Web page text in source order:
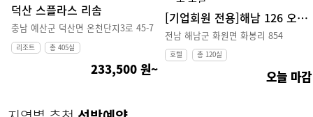
덕산 스플라스 리솜
충남 예산군 덕산면 온천단지3로 45-7
리조트 총 405실
233,500 원~
[기업회원 전용]해남 126 오시아노 호텔
전남 해남군 화원면 화봉리 854
호텔 총 120실
오늘 마감